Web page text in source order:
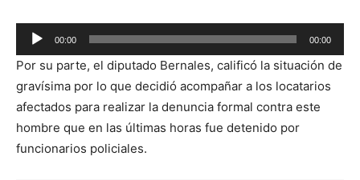
Reproductor
de
audio
00:00 00:00
Por su parte, el diputado Bernales, calificó la situación de
gravísima por lo que decidió acompañar a los locatarios
afectados para realizar la denuncia formal contra este
hombre que en las últimas horas fue detenido por
funcionarios policiales.